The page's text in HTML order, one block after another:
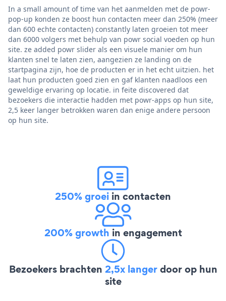
In a small amount of time van het aanmelden met de powr-
pop-up konden ze boost hun contacten meer dan 250% (meer
dan 600 echte contacten) constantly laten groeien tot meer
dan 6000 volgers met behulp van powr social voeden op hun
site. ze added powr slider als een visuele manier om hun
klanten snel te laten zien, aangezien ze landing on de
startpagina zijn, hoe de producten er in het echt uitzien. het
laat hun producten goed zien en gaf klanten naadloos een
geweldige ervaring op locatie. in feite discovered dat
bezoekers die interactie hadden met powr-apps op hun site,
2,5 keer langer betrokken waren dan enige andere persoon
op hun site.
250% groei in contacten
200% growth in engagement
Bezoekers brachten 2,5x langerdoor op hun
site